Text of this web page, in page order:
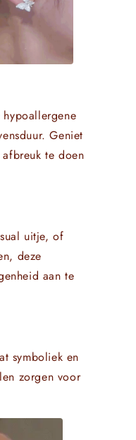
Geniet
te doen
uitje, of
deze
aan te
symboliek en
zorgen voor